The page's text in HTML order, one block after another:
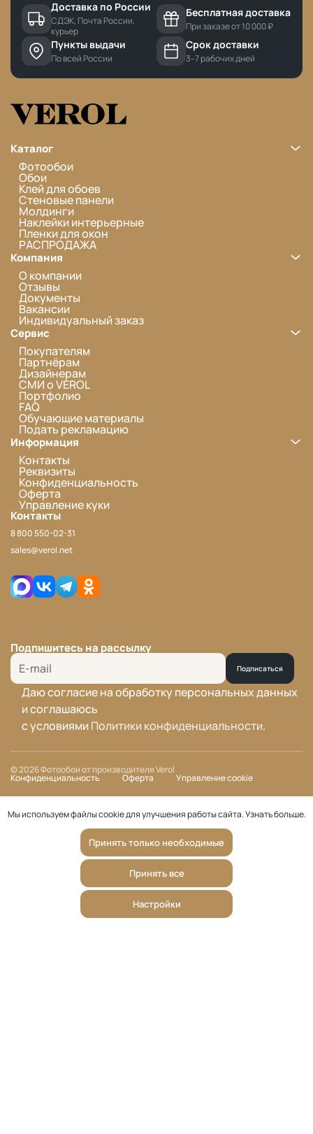
Доставка по России
СДЭК, Почта России,
курьер
Бесплатная доставка
При заказе от 10 000 ₽
Пункты выдачи
По всей России
Срок доставки
3–7 рабочих дней
Каталог
Фотообои
Обои
Клей для обоев
Стеновые панели
Молдинги
Наклейки интерьерные
Пленки для окон
РАСПРОДАЖА
Компания
О компании
Отзывы
Документы
Вакансии
Индивидуальный заказ
Сервис
Покупателям
Партнёрам
Дизайнерам
СМИ о VEROL
Портфолио
FAQ
Обучающие материалы
Подать рекламацию
Информация
Контакты
Реквизиты
Конфиденциальность
Оферта
Управление куки
Контакты
8 800 550-02-31
sales@verol.net
Подпишитесь на рассылку
Подписаться
Даю согласие на обработку персональных данных
и соглашаюсь
с условиямиПолитики конфиденциальности.
© 2026 Фотообои от производителя Verol
Конфиденциальность Оферта Управление cookie
Мы используем файлы cookie для улучшения работы сайта.Узнать больше.
Принять только необходимые
Принять все
Настройки